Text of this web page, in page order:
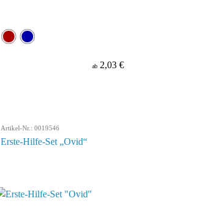
ab 2,03 €
Artikel-Nr.: 0019546
Erste-Hilfe-Set „Ovid“